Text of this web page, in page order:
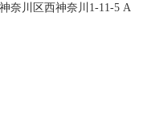
奈川区西神奈川1-11-5 A